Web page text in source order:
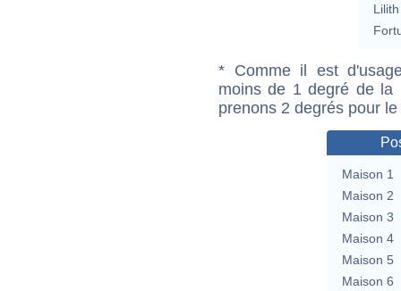
Lilith
* Comme il est
moins de 1 degré de la
prenons 2 degrés pour
Maison 1
Maison 2
Maison 3
Maison 4
Maison 5
Maison 6